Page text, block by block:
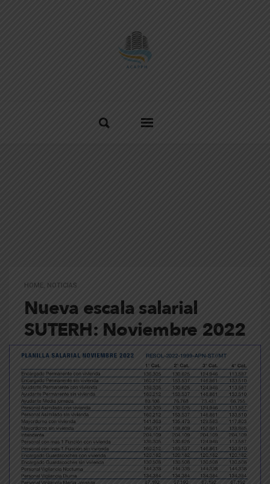
HOME NOTICIAS
Nueva escala salarial
SUTERH: Noviembre 2022